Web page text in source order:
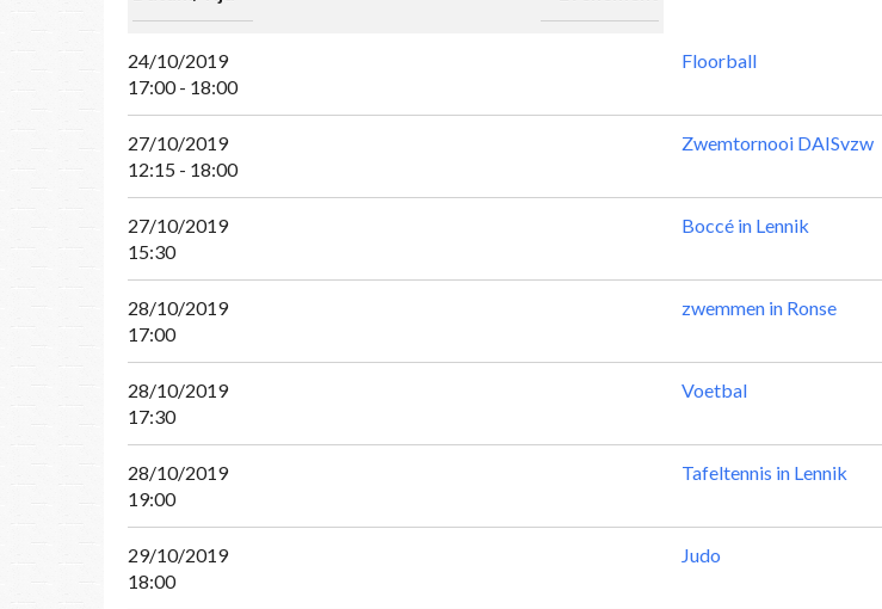
24/10/2019
17:00 - 18:00
Floorball
27/10/2019
12:15 - 18:00
Zwemtornooi DAISvzw
27/10/2019
15:30
Boccé in Lennik
28/10/2019
17:00
zwemmen in Ronse
28/10/2019
17:30
Voetbal
28/10/2019
19:00
Tafeltennis in Lennik
29/10/2019
18:00
Judo